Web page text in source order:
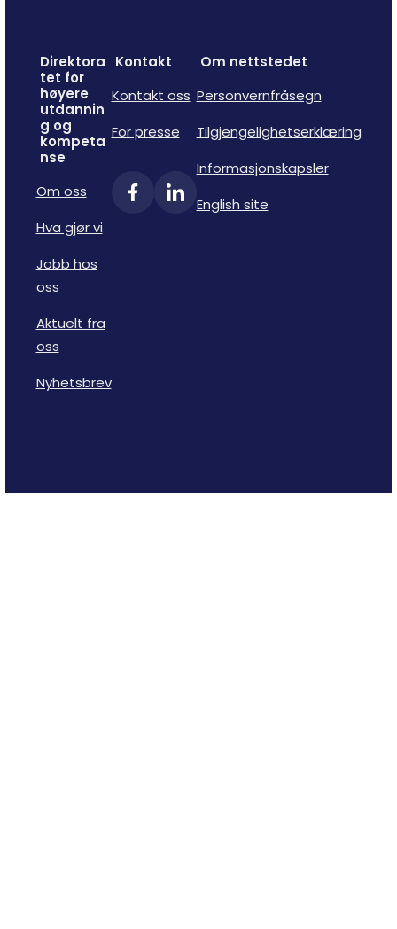
Direktora
tet for
høyere
utdannin
g og
kompeta
nse
Om oss
Hva gjør vi
Jobb hos
oss
Aktuelt fra
oss
Nyhetsbrev
Kontakt
Kontakt oss
For presse
Om nettstedet
Personvernfråsegn
Tilgjengelighetserklæring
Informasjonskapsler
English site